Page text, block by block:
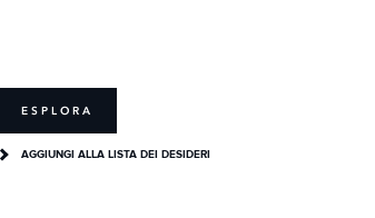
ESPLORA
AGGIUNGI ALLA LISTA DEI DESIDERI